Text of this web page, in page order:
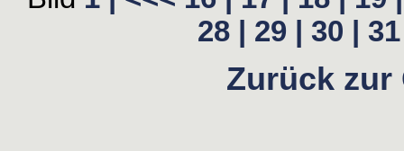
28 |
29 | 30 |
Zurück zur